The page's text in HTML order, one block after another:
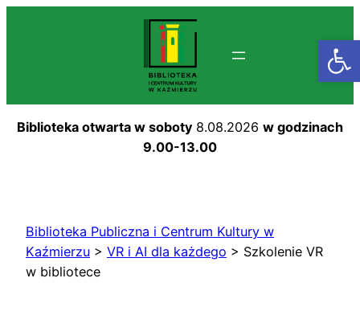
Biblioteka otwarta w soboty 8.08.2026 w godzinach
9.00-13.00
Biblioteka Publiczna i Centrum Kultury w
Kaźmierzu > VR i AI dla każdego > Szkolenie VR
w bibliotece